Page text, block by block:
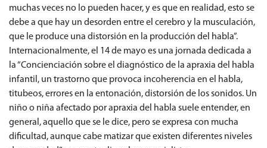
muchas veces no lo pueden hacer, y es que en realidad, esto se
debe a que hay un desorden entre el cerebro y la musculación,
que le produce una distorsión en la producción del habla”.
Internacionalmente, el 14 de mayo es una jornada dedicada a
la “Concienciación sobre el diagnóstico de la apraxia del habla
infantil, un trastorno que provoca incoherencia en el habla,
titubeos, errores en la entonación, distorsión de los sonidos. Un
niño o niña afectado por apraxia del habla suele entender, en
general, aquello que se le dice, pero se expresa con mucha
dificultad, aunque cabe matizar que existen diferentes niveles